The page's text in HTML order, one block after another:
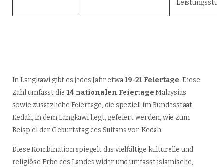
In Langkawi gibt es jedes Jahr etwa19-21 Feiertage. Diese
Zahl umfasst die 14 nationalen Feiertage Malaysias
sowie zusätzliche Feiertage, die speziell im Bundesstaat
Kedah, in dem Langkawi liegt, gefeiert werden, wie zum
Beispiel der Geburtstag des Sultans von Kedah.
Diese Kombination spiegelt das vielfältige kulturelle und
religiöse Erbe des Landes wider und umfasst islamische,